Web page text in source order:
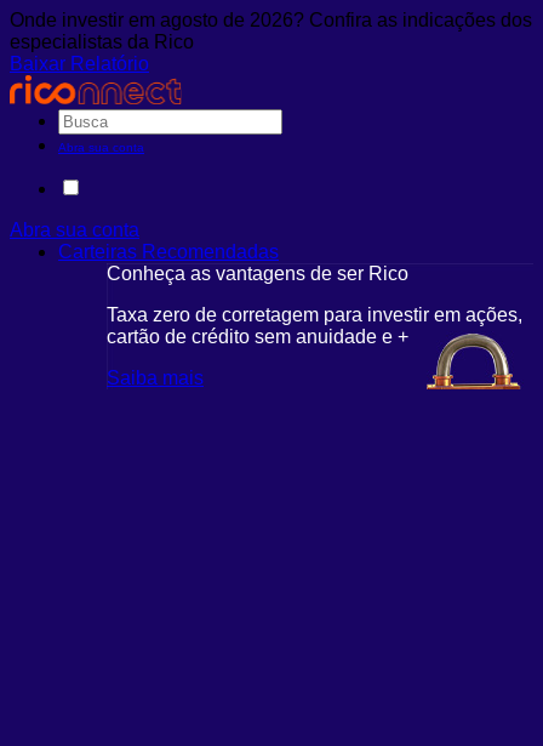
Onde investir em agosto de 2026? Confira as indicações dos
especialistas da Rico
Baixar Relatório
Abra sua conta
Abra sua conta
Carteiras Recomendadas
Conheça as vantagens de ser Rico
Taxa zero de corretagem para investir em ações,
cartão de crédito sem anuidade e +
Saiba mais